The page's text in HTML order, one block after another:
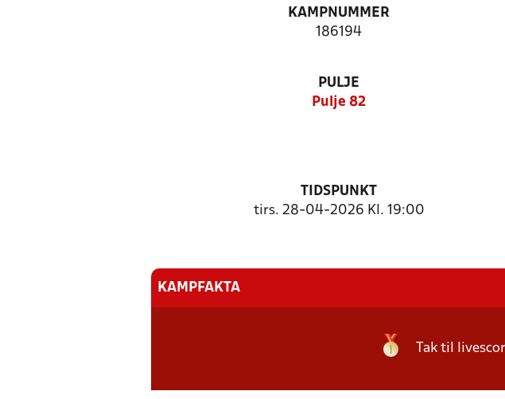
KAMPNUMMER
186194
PULJE
Pulje 82
TIDSPUNKT
tirs. 28-04-2026 Kl. 19:00
KAMPFAKTA
Tak til